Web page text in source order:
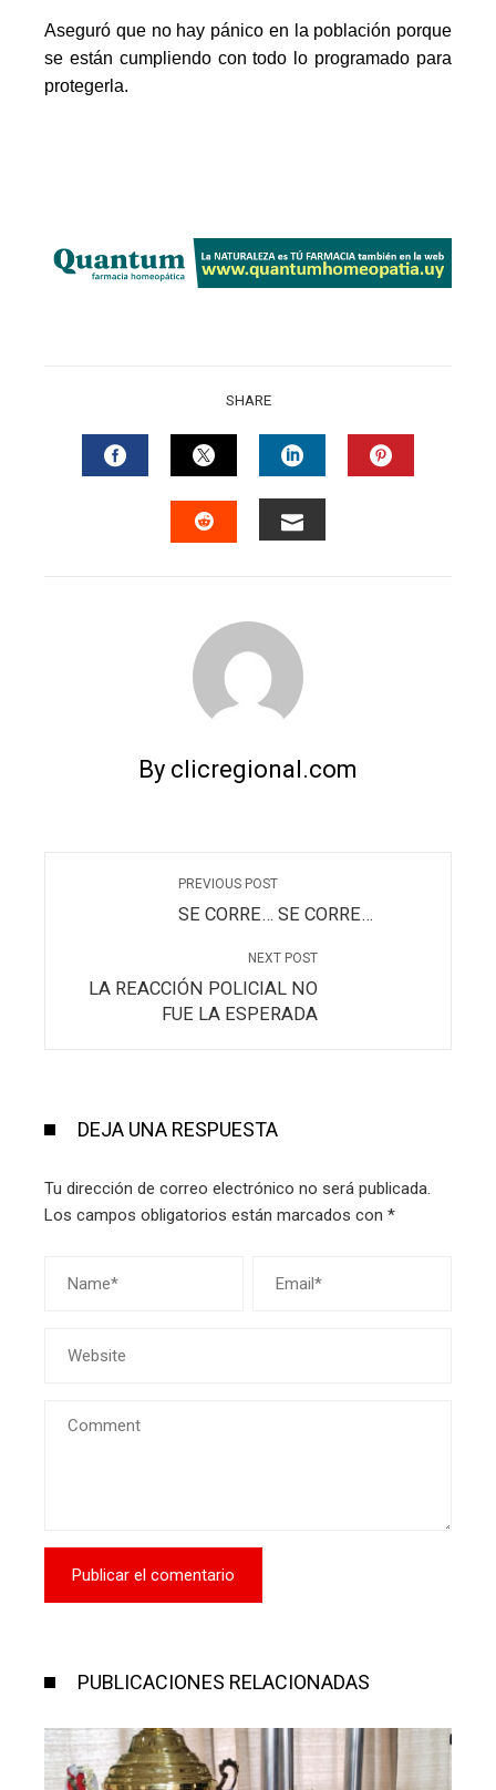
Aseguró que no hay pánico en la población porque
se están cumpliendo con todo lo programado para
protegerla.
SHARE
FACEBOOKTWITTERLINKEDIN
By clicregional.com
PREVIOUS POST
SE CORRE… SE CORRE…
NEXT POST
LA REACCIÓN POLICIAL NO
FUE LA ESPERADA
DEJA UNA RESPUESTA
Tu dirección de correo electrónico no será publicada.
Los campos obligatorios están marcados con *
PUBLICACIONES RELACIONADAS